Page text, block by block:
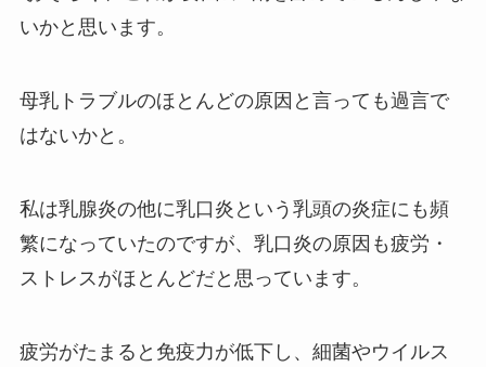
いかと思います。
母乳トラブルのほとんどの原因と言っても過言で
はないかと。
私は乳腺炎の他に乳口炎という乳頭の炎症にも頻
繁になっていたのですが、乳口炎の原因も疲労・
ストレスがほとんどだと思っています。
疲労がたまると免疫力が低下し、細菌やウイルス